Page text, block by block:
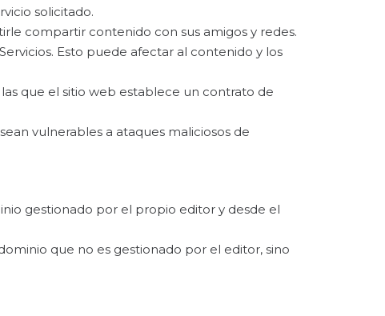
solicitado.
compartir contenido con sus amigos y redes.
Esto puede afectar al contenido y los
que el sitio web establece un contrato de
vulnerables a ataques maliciosos de
gestionado por el propio editor y desde el
que no es gestionado por el editor, sino